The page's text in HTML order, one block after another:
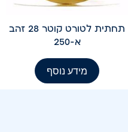
תחתית לטורט קוטר 28 זהב
א-250
מידע נוסף